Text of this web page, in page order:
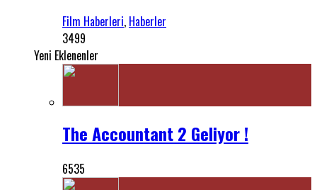
Film Haberleri, Haberler
3499
Yeni Eklenenler
The Accountant 2 Geliyor !
6535